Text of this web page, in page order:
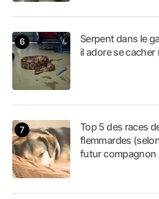
Serpent dans le
il adore se cacher
Top 5 des races
flemmardes
futur